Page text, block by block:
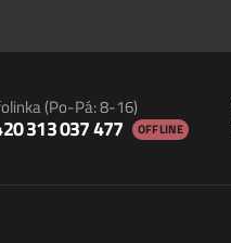
(Po-Pá: 8-16)
313 037 477 OFFLINE